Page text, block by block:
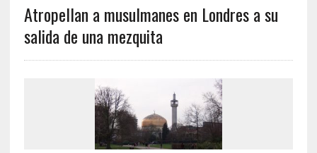
Atropellan a musulmanes en Londres a su
salida de una mezquita